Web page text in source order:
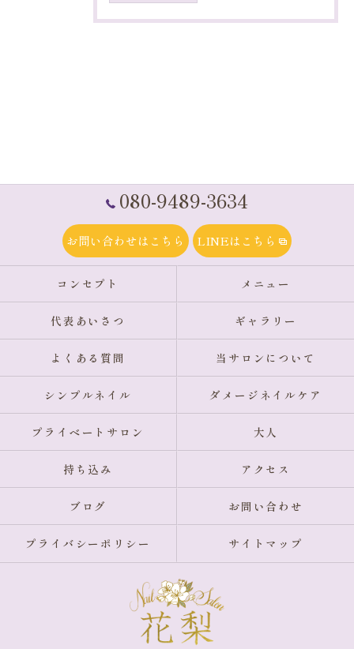
080-9489-3634
お問い合わせはこちら LINEはこちら
コンセプト メニュー
代表あいさつ ギャラリー
よくある質問 当サロンについて
シンプルネイル ダメージネイルケア
プライベートサロン 大人
持ち込み アクセス
ブログ お問い合わせ
プライバシーポリシー サイトマップ